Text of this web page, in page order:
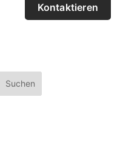
Kontaktieren
Suchen